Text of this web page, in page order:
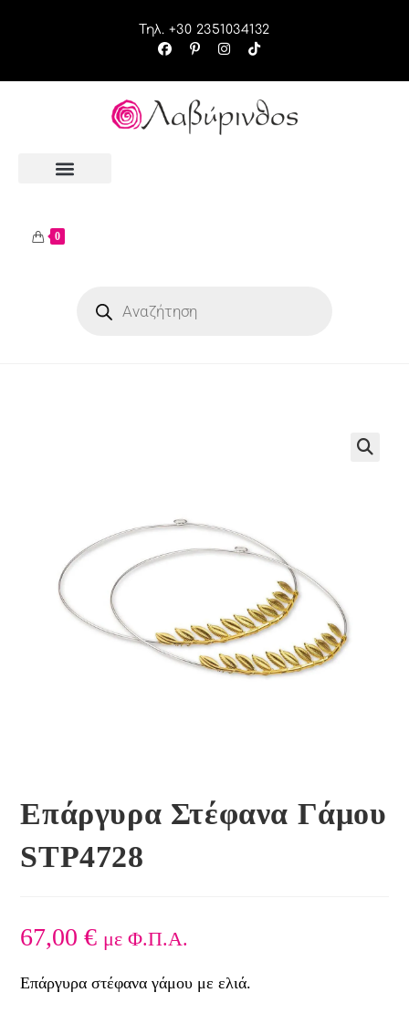
Τηλ. +30 2351034132
0
Επάργυρα Στέφανα Γάμου
STP4728
67,00€ με Φ.Π.Α.
Επάργυρα στέφανα γάμου με ελιά.